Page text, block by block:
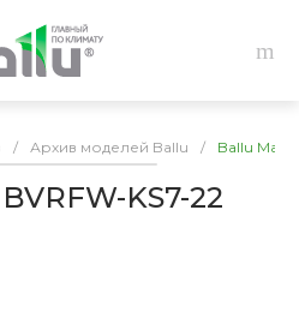
/ Архив моделей Ballu / Ballu
KS7-22